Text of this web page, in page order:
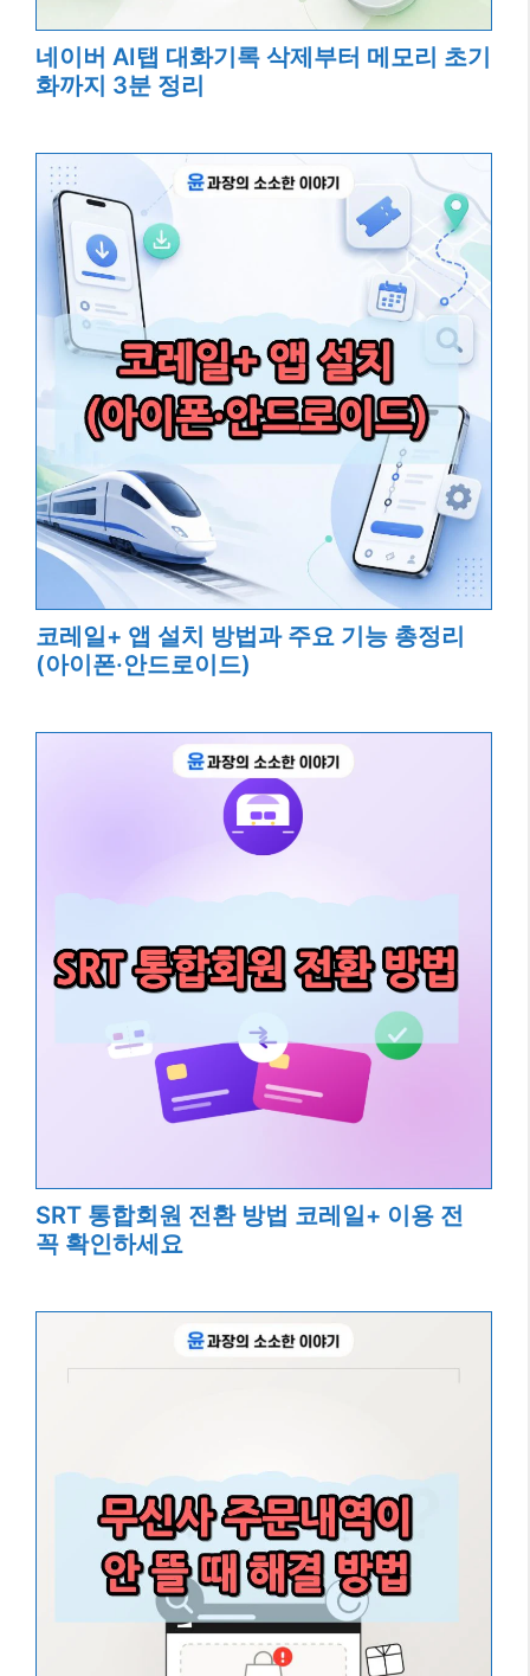
네이버 AI탭 대화기록 삭제부터 메모리 초기
화까지 3분 정리
코레일+ 앱 설치 방법과 주요 기능 총정리
(아이폰·안드로이드)
SRT 통합회원 전환 방법 코레일+ 이용 전
꼭 확인하세요